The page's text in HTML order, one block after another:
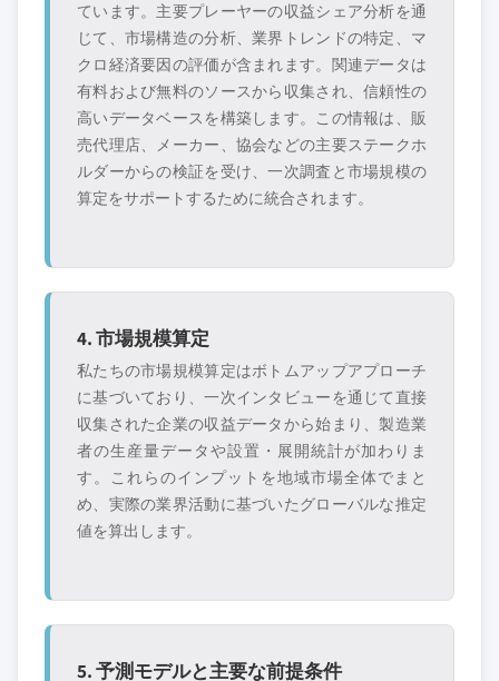
ています。主要プレーヤーの収益シェア分析を通
じて、市場構造の分析、業界トレンドの特定、マ
クロ経済要因の評価が含まれます。関連データは
有料および無料のソースから収集され、信頼性の
高いデータベースを構築します。この情報は、販
売代理店、メーカー、協会などの主要ステークホ
ルダーからの検証を受け、一次調査と市場規模の
算定をサポートするために統合されます。
4. 市場規模算定
私たちの市場規模算定はボトムアップアプローチ
に基づいており、一次インタビューを通じて直接
収集された企業の収益データから始まり、製造業
者の生産量データや設置・展開統計が加わりま
す。これらのインプットを地域市場全体でまと
め、実際の業界活動に基づいたグローバルな推定
値を算出します。
5. 予測モデルと主要な前提条件